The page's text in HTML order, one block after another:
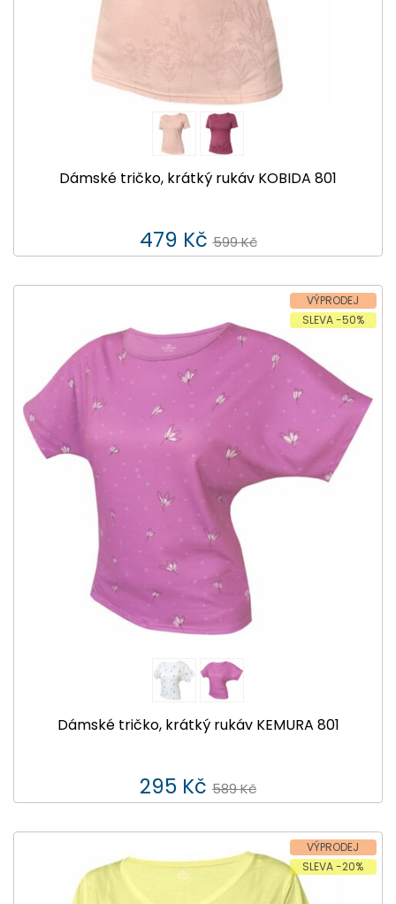
Dámské tričko, krátký rukáv KOBIDA 801
479 Kč 599 Kč
VÝPRODEJ
SLEVA -50%
Dámské tričko, krátký rukáv KEMURA 801
295 Kč 589 Kč
VÝPRODEJ
SLEVA -20%